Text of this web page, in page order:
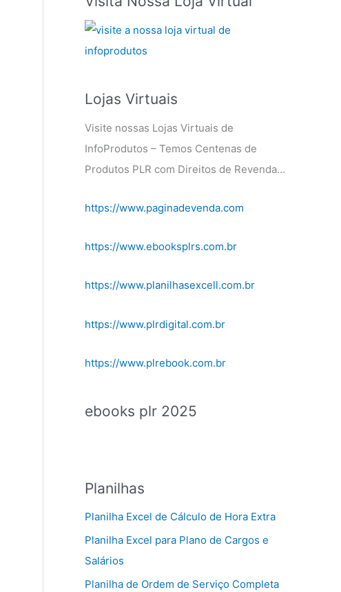
Lojas Virtuais
Visite nossas Lojas Virtuais de
InfoProdutos – Temos Centenas de
Produtos PLR com Direitos de Revenda…
https://www.paginadevenda.com
https://www.ebooksplrs.com.br
https://www.planilhasexcell.com.br
https://www.plrdigital.com.br
https://www.plrebook.com.br
ebooks plr 2025
Planilhas
Planilha Excel de Cálculo de Hora Extra
Planilha Excel para Plano de Cargos e
Salários
Planilha de Ordem de Serviço Completa